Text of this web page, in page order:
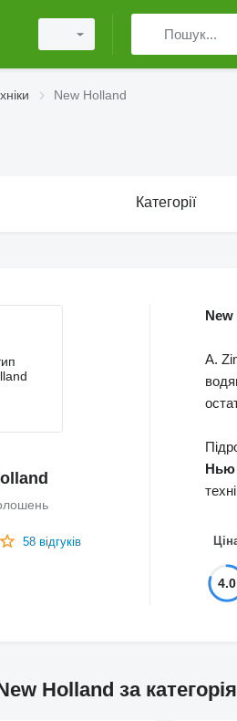
New Holland
Категорії
58 відгуків
A.
Нью
4.0
Holland за